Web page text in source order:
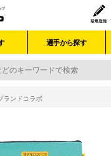
選手から探す
ランドコラボ